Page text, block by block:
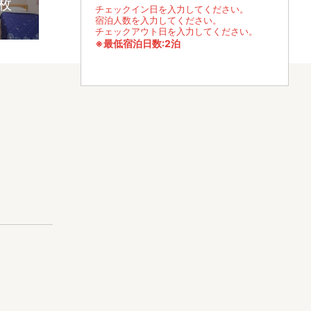
チェックイン日を入力してください。
宿泊人数を入力してください。
チェックアウト日を入力してください。
※最低宿泊日数:2泊
に必要
男女別グ